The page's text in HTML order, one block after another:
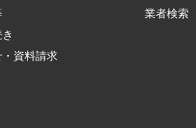
資料請求
業者検索